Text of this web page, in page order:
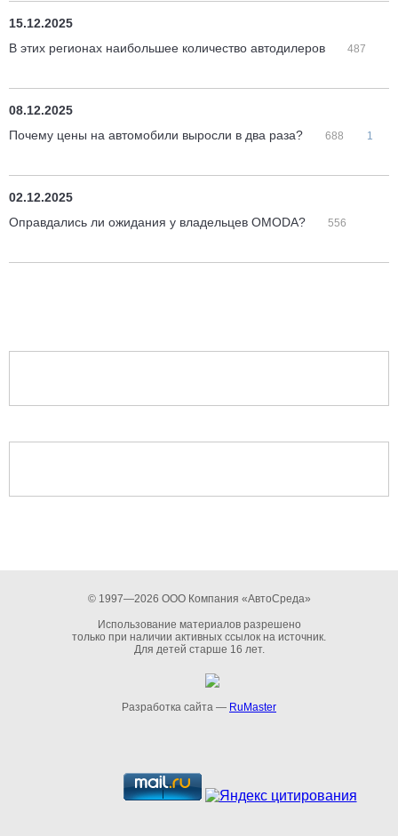
15.12.2025
В этих регионах наибольшее количество автодилеров
487
08.12.2025
Почему цены на автомобили выросли в два раза?
688 1
02.12.2025
Оправдались ли ожидания у владельцев OMODA?
556
© 1997—2026 ООО Компания «АвтоСреда»
Использование материалов разрешено
только при наличии активных ссылок на источник.
Для детей старше 16 лет.
Разработка сайта — RuMaster